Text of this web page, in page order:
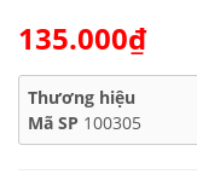
135.000₫
Thương hiệu
Mã SP 100305